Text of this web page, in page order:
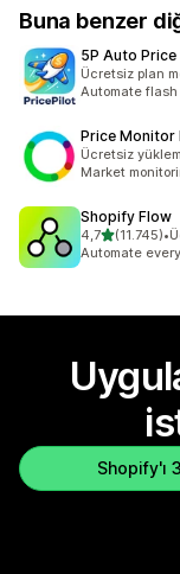
Buna benzer
5P Auto
Ücretsiz plan
Automate
Price Monitor
Ücretsiz
Market
Shopify Flow
4,75 yıldız
(11.745)
toplam 11745 •
Automate
Shopify'ı